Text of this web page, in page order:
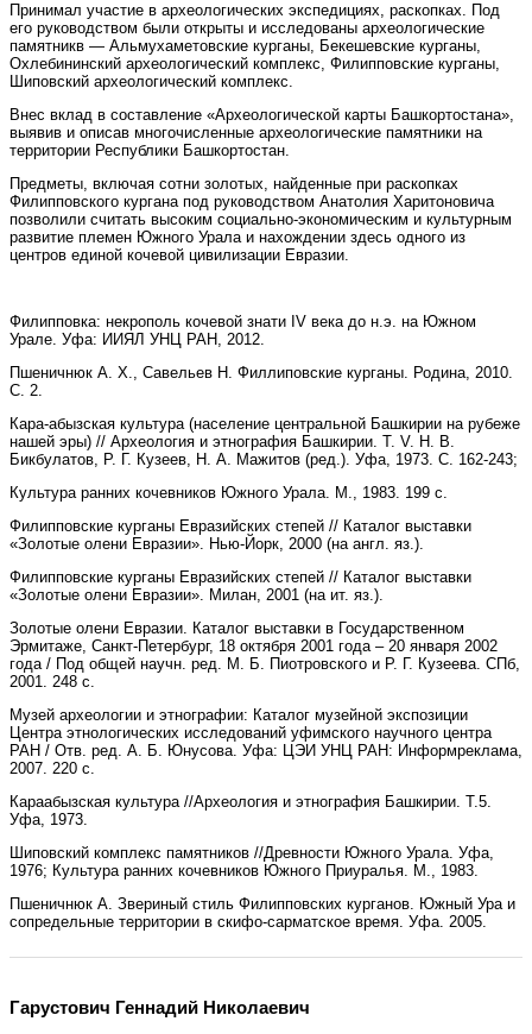
Принимал участие в археологических экспедициях, раскопках. Под
его руководством были открыты и исследованы археологические
памятникв — Альмухаметовские курганы, Бекешевские курганы,
Охлебининский археологический комплекс, Филипповские курганы,
Шиповский археологический комплекс.
Внес вклад в составление «Археологической карты Башкортостана»,
выявив и описав многочисленные археологические памятники на
территории Республики Башкортостан.
Предметы, включая сотни золотых, найденные при раскопках
Филипповского кургана под руководством Анатолия Харитоновича
позволили считать высоким социально-экономическим и культурным
развитие племен Южного Урала и нахождении здесь одного из
центров единой кочевой цивилизации Евразии.
Филипповка: некрополь кочевой знати IV века до н.э. на Южном
Урале. Уфа: ИИЯЛ УНЦ РАН, 2012.
Пшеничнюк А. Х., Савельев Н. Филлиповские курганы. Родина, 2010.
С. 2.
Кара-абызская культура (население центральной Башкирии на рубеже
нашей эры) // Археология и этнография Башкирии. Т. V. Н. В.
Бикбулатов, Р. Г. Кузеев, Н. А. Мажитов (ред.). Уфа, 1973. С. 162-243;
Культура ранних кочевников Южного Урала. М., 1983. 199 с.
Филипповские курганы Евразийских степей // Каталог выставки
«Золотые олени Евразии». Нью-Йорк, 2000 (на англ. яз.).
Филипповские курганы Евразийских степей // Каталог выставки
«Золотые олени Евразии». Милан, 2001 (на ит. яз.).
Золотые олени Евразии. Каталог выставки в Государственном
Эрмитаже, Санкт-Петербург, 18 октября 2001 года – 20 января 2002
года / Под общей научн. ред. М. Б. Пиотровского и Р. Г. Кузеева. СПб,
2001. 248 с.
Музей археологии и этнографии: Каталог музейной экспозиции
Центра этнологических исследований уфимского научного центра
РАН / Отв. ред. А. Б. Юнусова. Уфа: ЦЭИ УНЦ РАН: Информреклама,
2007. 220 с.
Караабызская культура //Археология и этнография Башкирии. Т.5.
Уфа, 1973.
Шиповский комплекс памятников //Древности Южного Урала. Уфа,
1976; Культура ранних кочевников Южного Приуралья. М., 1983.
Пшеничнюк А. Звериный стиль Филипповских курганов. Южный Ура и
сопредельные территории в скифо-сарматское время. Уфа. 2005.
Гарустович Геннадий Николаевич